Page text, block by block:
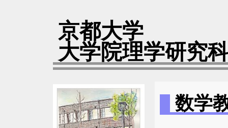
京都大学
大学院理学研究
数学